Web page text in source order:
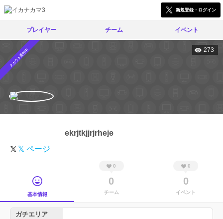
新規登録・ログイン
プレイヤー チーム イベント
スカウト受付中 273
ekrjtkjjrjrheje
𝕏 ページ
基本情報
0
0
チーム
0
0
イベント
ガチエリア